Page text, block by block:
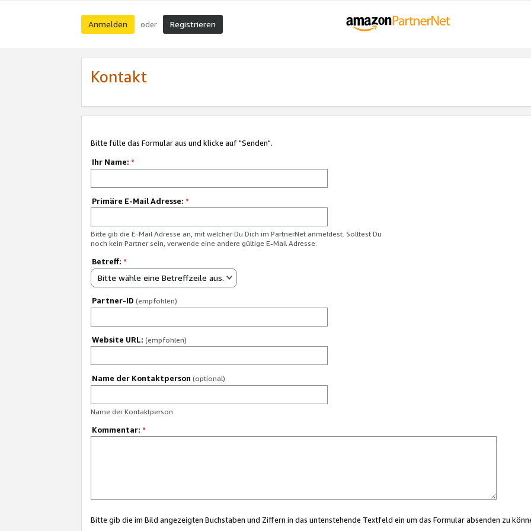
Anmelden oder Registrieren
Kontakt
Bitte fülle das Formular aus und klicke auf "Senden".
Ihr Name: *
Primäre E-Mail Adresse: *
Bitte gib die E-Mail Adresse an, mit welcher Du Dich im PartnerNet anmeldest. Solltest Du
noch kein Partner sein, verwende eine andere gültige E-Mail Adresse.
Betreff: *
Bitte wähle eine Betreffzeile aus.
Partner-ID (empfohlen)
Website URL: (empfohlen)
Name der Kontaktperson (optional)
Name der Kontaktperson
Kommentar: *
Bitte gib die im Bild angezeigten Buchstaben und Ziffern in das untenstehende Textfeld ein um das Formular absenden zu